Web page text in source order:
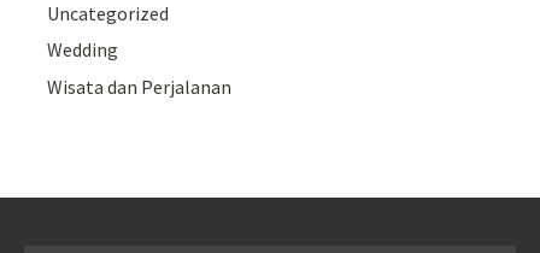
Uncategorized
Wedding
Wisata dan Perjalanan